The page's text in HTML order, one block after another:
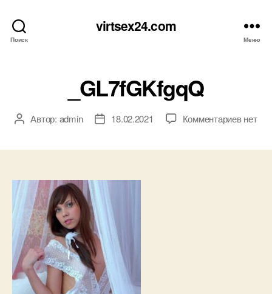
Поиск
virtsex24.com
Меню
_GL7fGKfgqQ
АвторАвтор: admin
Дата18.02.2021 Комментариевк
нет